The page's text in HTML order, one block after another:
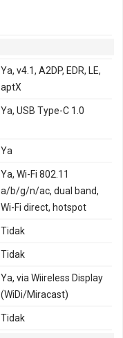
Ya, v4.1, A2DP, EDR, LE,
aptX
Ya, USB Type-C 1.0
Ya
Ya, Wi-Fi 802.11
a/b/g/n/ac, dual band,
Wi-Fi direct, hotspot
Tidak
Tidak
Ya, via Wiireless Display
(WiDi/Miracast)
Tidak